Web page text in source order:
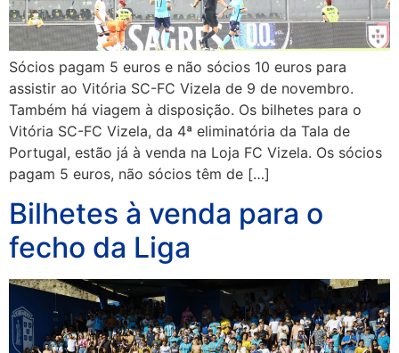
Sócios pagam 5 euros e não sócios 10 euros para
assistir ao Vitória SC-FC Vizela de 9 de novembro.
Também há viagem à disposição. Os bilhetes para o
Vitória SC-FC Vizela, da 4ª eliminatória da Tala de
Portugal, estão já à venda na Loja FC Vizela. Os sócios
pagam 5 euros, não sócios têm de […]
Bilhetes à venda para o
fecho da Liga